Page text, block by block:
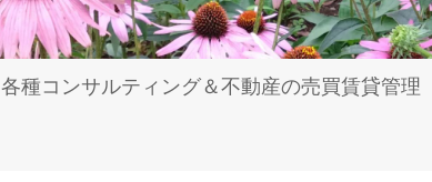
各種コンサルティング＆不動産の売買賃貸管理